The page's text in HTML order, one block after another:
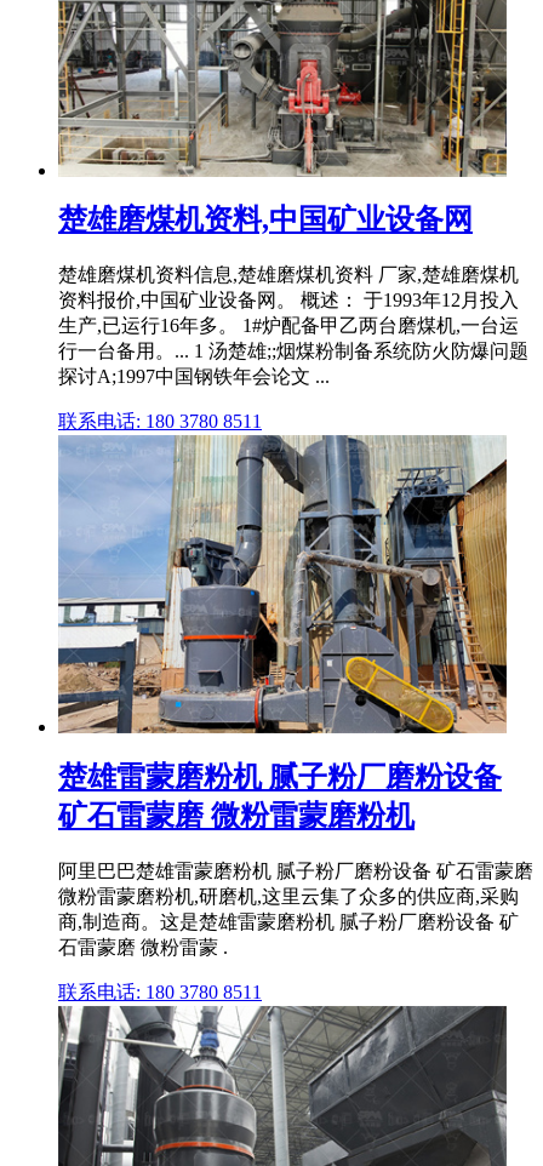
楚雄磨煤机资料,中国矿业设备网
楚雄磨煤机资料信息,楚雄磨煤机资料 厂家,楚雄磨煤机
资料报价,中国矿业设备网。 概述： 于1993年12月投入
生产,已运行16年多。 1#炉配备甲乙两台磨煤机,一台运
行一台备用。... 1 汤楚雄;;烟煤粉制备系统防火防爆问题
探讨A;1997中国钢铁年会论文 ...
联系电话: 180 3780 8511
楚雄雷蒙磨粉机 腻子粉厂磨粉设备
矿石雷蒙磨 微粉雷蒙磨粉机
阿里巴巴楚雄雷蒙磨粉机 腻子粉厂磨粉设备 矿石雷蒙磨
微粉雷蒙磨粉机,研磨机,这里云集了众多的供应商,采购
商,制造商。这是楚雄雷蒙磨粉机 腻子粉厂磨粉设备 矿
石雷蒙磨 微粉雷蒙 .
联系电话: 180 3780 8511